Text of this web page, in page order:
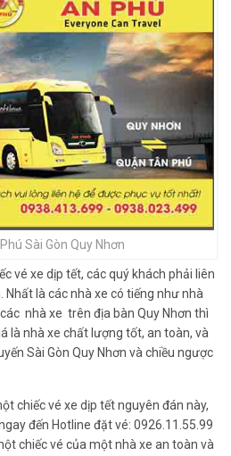
Sài Gòn Quy Nhơn
vé xe dịp tết, các quý khách phải liên
Nhất là các nhà xe có tiếng như nhà
nhà xe trên địa bàn Quy Nhơn thì
là nhà xe chất lượng tốt, an toàn, và
Sài Gòn Quy Nhơn và chiều ngược
chiếc vé xe dịp tết nguyên đán này,
đến Hotline đặt vé: 0926.11.55.99
chiếc vé của một nhà xe an toàn và